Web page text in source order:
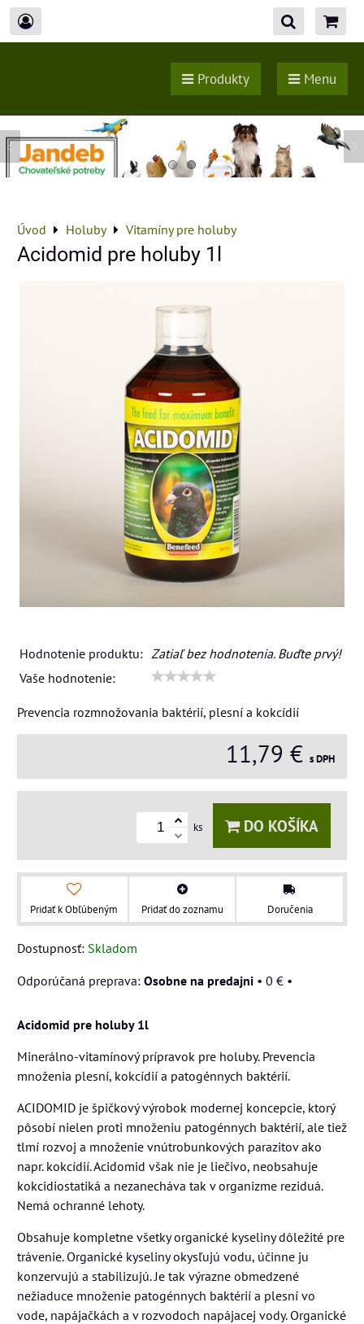
Produkty Menu
Úvod Holuby Vitamíny pre holuby
Acidomid pre holuby 1l
Hodnotenie produktu: Zatiaľ bez hodnotenia. Buďte prvý!
Vaše hodnotenie:
Prevencia rozmnožovania baktérií, plesní a kokcídií
11,79 € s DPH
ks DO KOŠÍKA
Pridať k Obľúbeným Pridať do zoznamu Doručenia
Dostupnosť: Skladom
Osobne na predajni • 0 € •
Acidomid pre holuby 1l
Minerálno-vitamínový prípravok pre holuby. Prevencia
množenia plesní, kokcídií a patogénnych baktérií.
ACIDOMID je špičkový výrobok modernej koncepcie, ktorý
pôsobí nielen proti množeniu patogénnych baktérií, ale tiež
tlmí rozvoj a množenie vnútrobunkových parazitov ako
napr. kokcídií. Acidomid však nie je liečivo, neobsahuje
kokcidiostatiká a nezanecháva tak v organizme reziduá.
Nemá ochranné lehoty.
Obsahuje kompletne všetky organické kyseliny dôležité pre
trávenie. Organické kyseliny okysľujú vodu, účinne ju
konzervujú a stabilizujú. Je tak výrazne obmedzené
nežiaduce množenie patogénnych baktérií a plesní vo
vode, napájačkách a v rozvodoch napájacej vody. Organické